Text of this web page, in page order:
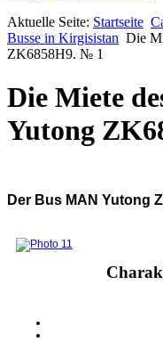
Aktuelle Seite: Startseite
Busse in Kirgisistan Die
ZK6858H9. № 1
Die Miete
Yutong
Der Bus MAN Yutong